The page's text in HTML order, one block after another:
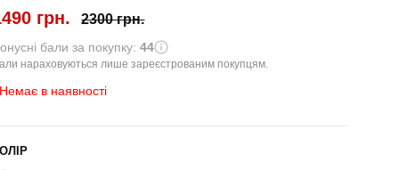
грн. 2300 грн.
бали за покупку:44
нараховуються лише зареєстрованим покупцям.
Немає в наявності